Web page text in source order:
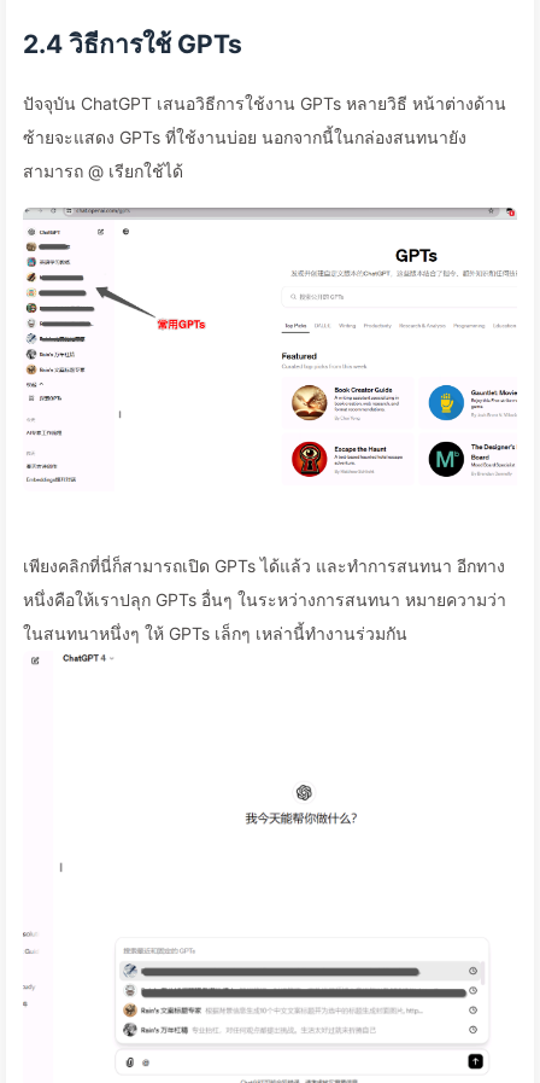
2.4 วิธีการใช้ GPTs
ปัจจุบัน ChatGPT เสนอวิธีการใช้งาน GPTs หลายวิธี หน้าต่างด้าน
ซ้ายจะแสดง GPTs ที่ใช้งานบ่อย นอกจากนี้ในกล่องสนทนายัง
สามารถ @ เรียกใช้ได้
เพียงคลิกที่นี่ก็สามารถเปิด GPTs ได้แล้ว และทำการสนทนา อีกทาง
หนึ่งคือให้เราปลุก GPTs อื่นๆ ในระหว่างการสนทนา หมายความว่า
ในสนทนาหนึ่งๆ ให้ GPTs เล็กๆ เหล่านี้ทำงานร่วมกัน